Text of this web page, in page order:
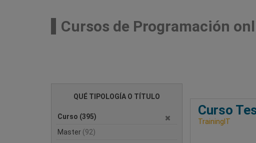
Cursos de Programación
QUÉ TIPOLOGÍA O TÍTULO
Curso (395)
Master (92)
Curso
TrainingIT